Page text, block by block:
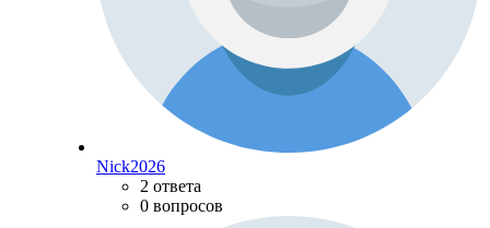
Nick2026
2 ответа
0 вопросов